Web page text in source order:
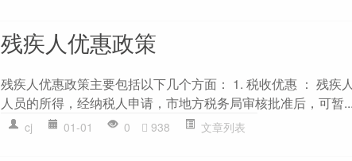
残疾人优惠政策
残疾人优惠政策主要包括以下几个方面： 1. 税收优惠 ： 残疾
人员的所得，经纳税人申请，市地方税务局审核批准后，可暂...
cj 01-01 0 938 文章列表